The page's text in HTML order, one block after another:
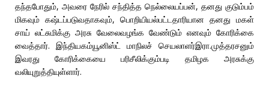
தந்தபோதும், அவரை நேரில் சந்தித்த நெல்லையப்பன், தனது குடும்பம்
மிகவும் கஷ்டப்படுவதாகவும், பொறியியல்பட்டதாரியான தனது மகள்
சாய் லட்சுமிக்கு அரசு வேலைவழங்க வேண்டும் எனவும் கோரிக்கை
வைத்தார். இந்தியகம்யூனிஸ்ட் மாநிலச் செயலாளர்இரா.முத்தரசனும்
இவரது கோரிக்கையை பரிசீலிக்கும்படி தமிழக அரசுக்கு
வலியுறுத்தியுள்ளார்.